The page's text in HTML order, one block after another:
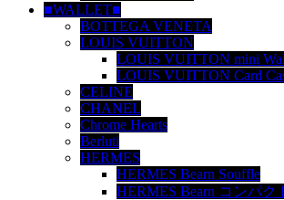
■WALLET■
BOTTEGA VENETA
LOUIS VUITTON
LOUIS VUITTON mini
LOUIS VUITTON Card
CELINE
CHANEL
Chrome Hearts
Berluti
HERMES
HERMES Bearn Souffle
HERMES Bearn コンパ